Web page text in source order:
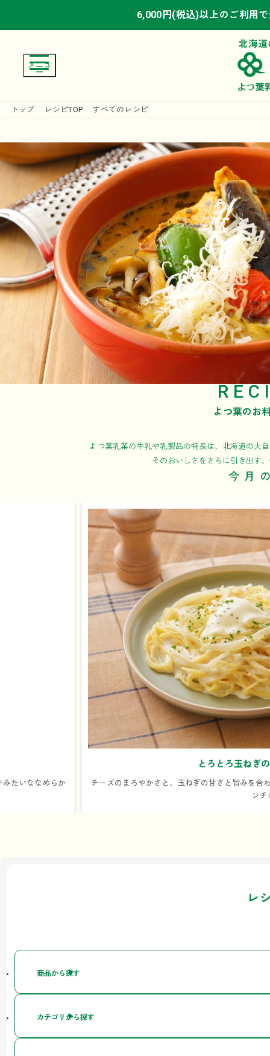
6,000円(税込)以上のご利用
6,000円(税込)以上のご利用
6,000円(税込)以上のご利用
トップ レシピTOP すべてのレシピ
よつ葉のお
よつ葉乳業の牛乳や乳製品の特長は、北海道の大
そのおいしさをさらに引き出す
今月
たいななめらか
とろとろ玉ねぎ
チーズのまろやかさと、玉ねぎの甘さと旨みを合
ン
レ
商品から探す
カテゴリから探す